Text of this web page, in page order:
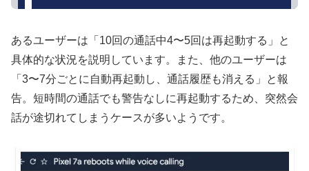
あるユーザーは「10回の通話中4〜5回は再起動する」と
具体的な状況を説明しています。また、他のユーザーは
「3〜7分ごとに自動再起動し、通話履歴も消える」と報
告。短時間の通話でも警告なしに再起動するため、突然会
話が途切れてしまうケースが多いようです。